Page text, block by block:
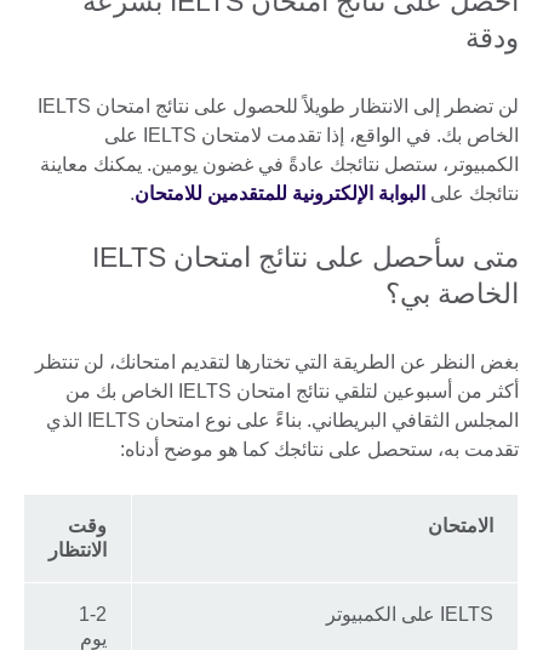
ودقة
لن تضطر إلى الانتظار طويلاً للحصول على نتائج امتحان IELTS
الخاص بك. في الواقع، إذا تقدمت لامتحان IELTS على
الكمبيوتر، ستصل نتائجك عادةً في غضون يومين. يمكنك معاينة
نتائجك على البوابة الإلكترونية للمتقدمين للامتحان.
متى سأحصل على نتائج امتحان IELTS
الخاصة بي؟
بغض النظر عن الطريقة التي تختارها لتقديم امتحانك، لن تنتظر
أكثر من أسبوعين لتلقي نتائج امتحان IELTS الخاص بك من
المجلس الثقافي البريطاني. بناءً على نوع امتحان IELTS الذي
تقدمت به، ستحصل على نتائجك كما هو موضح أدناه:
الامتحان
وقت
الانتظار
IELTS على الكمبيوتر
1-2
يوم